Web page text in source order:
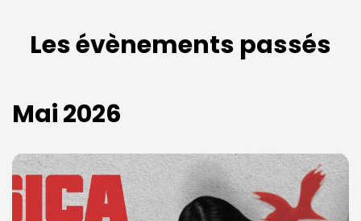
Les évènements passés
Mai 2026